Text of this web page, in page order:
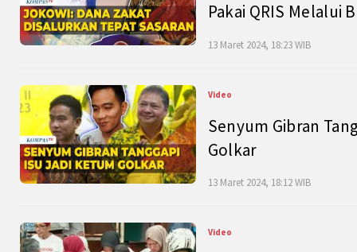
Pakai QRIS Melalui
13 Maret 2024, 18:23 WIB
Video
Senyum Gibran
Golkar
13 Maret 2024, 18:12 WIB
Video